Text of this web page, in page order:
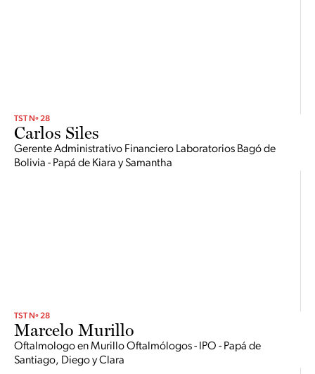
TST Nº 28
Carlos Siles
Gerente Administrativo Financiero Laboratorios Bagó de
Bolivia - Papá de Kiara y Samantha
TST Nº 28
Marcelo Murillo
Oftalmologo en Murillo Oftalmólogos - IPO - Papá de
Santiago, Diego y Clara